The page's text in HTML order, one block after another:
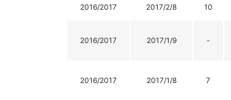
2016/2017 2017/2/8 10
2016/2017 2017/1/9 -
2016/2017 2017/1/8 7